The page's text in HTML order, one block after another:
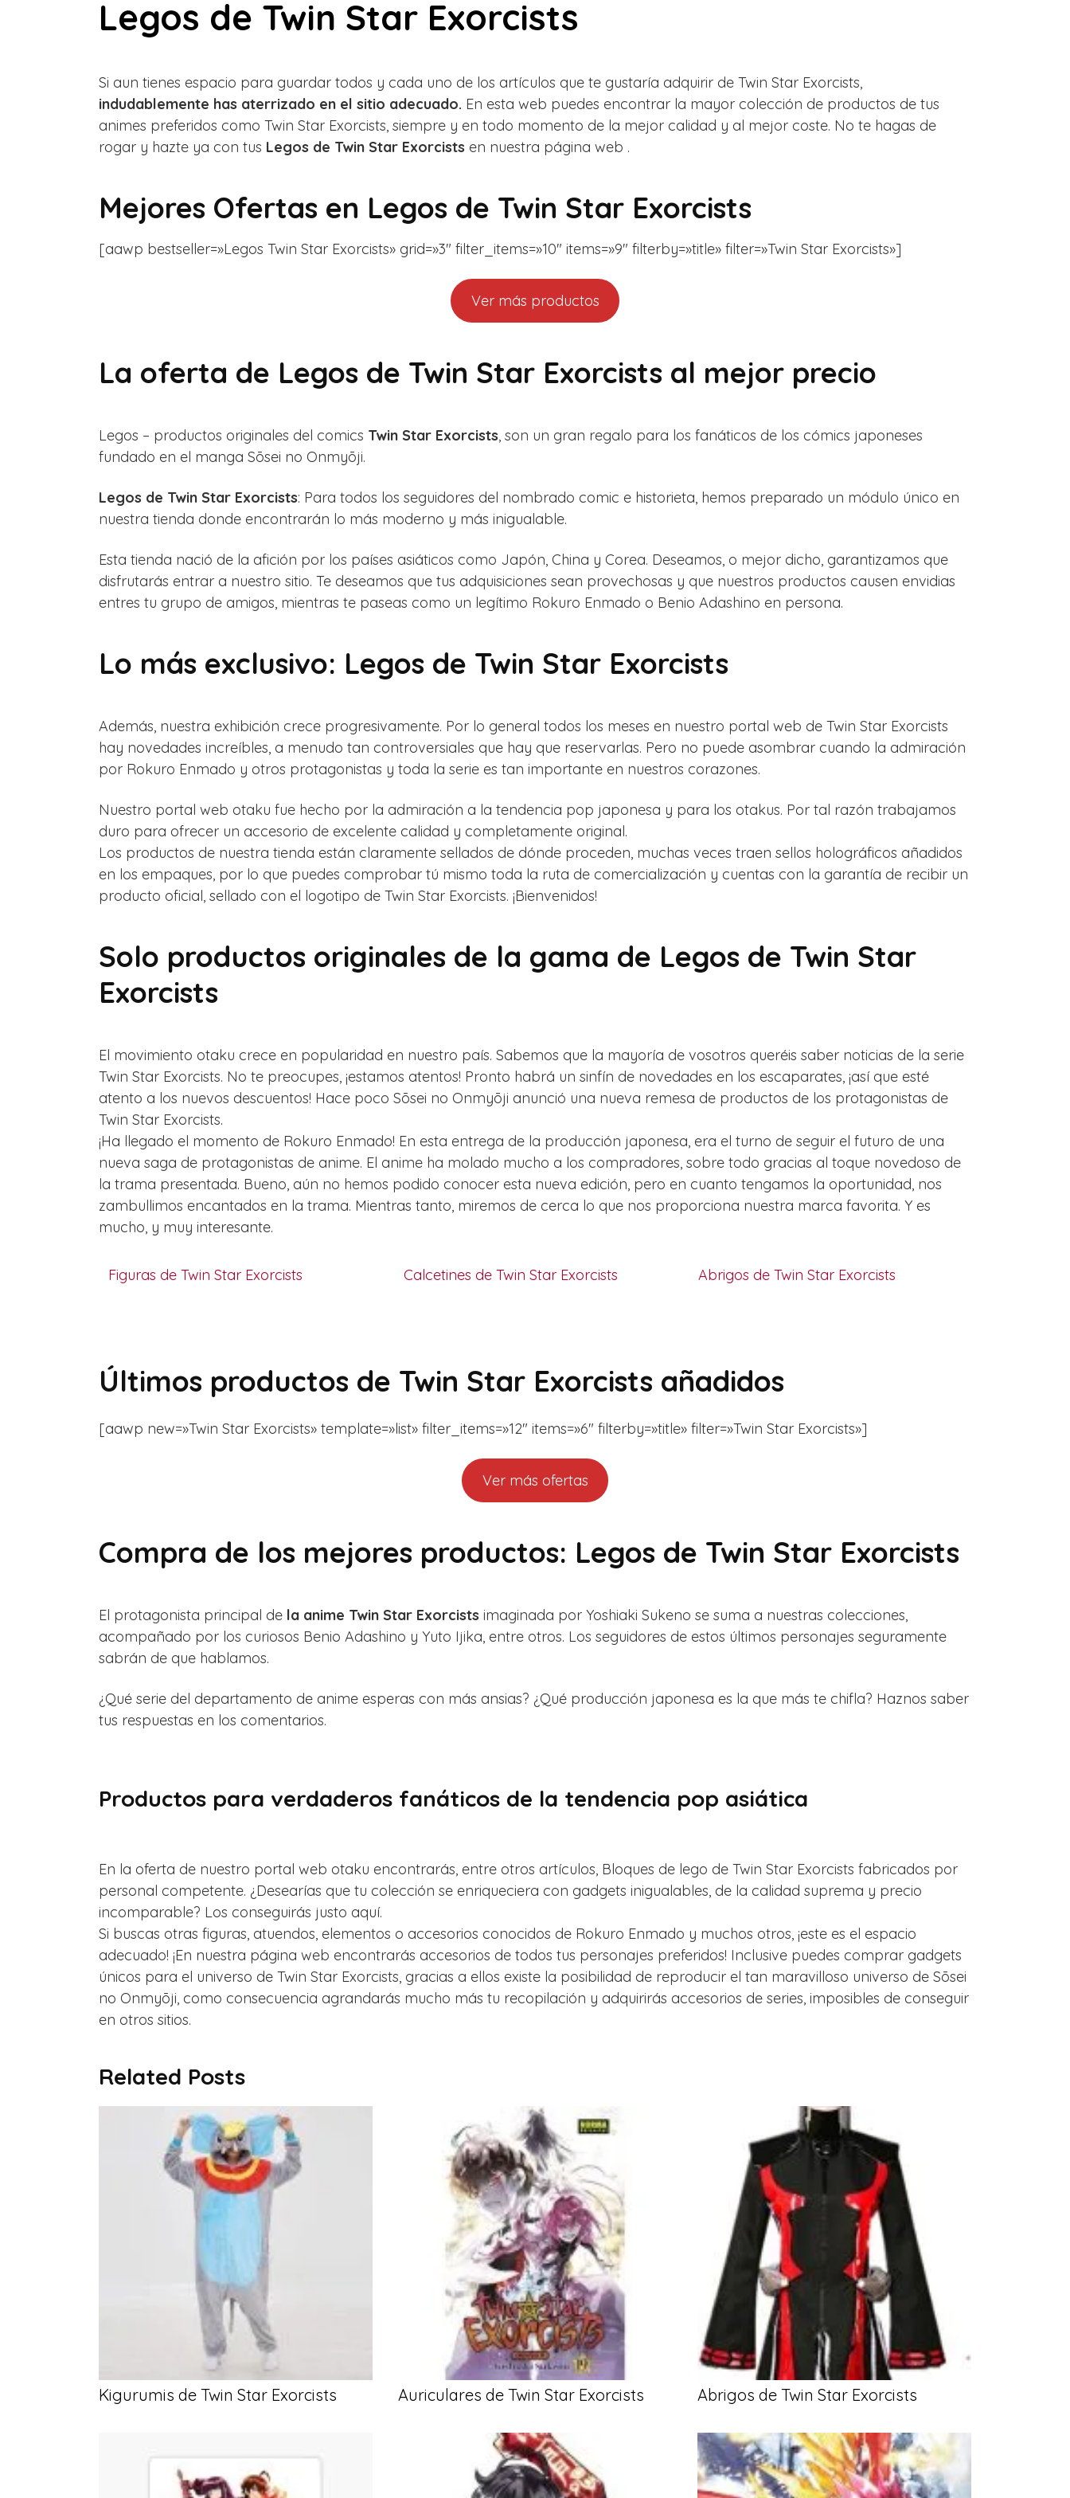
Legos de Twin Star Exorcists
Si aun tienes espacio para guardar todos y cada uno de los artículos que te gustaría adquirir de Twin Star Exorcists,
indudablemente has aterrizado en el sitio adecuado. En esta web puedes encontrar la mayor colección de productos de tus
animes preferidos como Twin Star Exorcists, siempre y en todo momento de la mejor calidad y al mejor coste. No te hagas de
rogar y hazte ya con tus Legos de Twin Star Exorcists en nuestra página web .
Mejores Ofertas en Legos de Twin Star Exorcists
[aawp bestseller=»Legos Twin Star Exorcists» grid=»3″ filter_items=»10″ items=»9″ filterby=»title» filter=»Twin Star Exorcists»]
Ver más productos
La oferta de Legos de Twin Star Exorcists al mejor precio
Legos – productos originales del comics Twin Star Exorcists, son un gran regalo para los fanáticos de los cómics japoneses
fundado en el manga Sōsei no Onmyōji.
Legos de Twin Star Exorcists: Para todos los seguidores del nombrado comic e historieta, hemos preparado un módulo único en
nuestra tienda donde encontrarán lo más moderno y más inigualable.
Esta tienda nació de la afición por los países asiáticos como Japón, China y Corea. Deseamos, o mejor dicho, garantizamos que
disfrutarás entrar a nuestro sitio. Te deseamos que tus adquisiciones sean provechosas y que nuestros productos causen envidias
entres tu grupo de amigos, mientras te paseas como un legítimo Rokuro Enmado o Benio Adashino en persona.
Lo más exclusivo: Legos de Twin Star Exorcists
Además, nuestra exhibición crece progresivamente. Por lo general todos los meses en nuestro portal web de Twin Star Exorcists
hay novedades increíbles, a menudo tan controversiales que hay que reservarlas. Pero no puede asombrar cuando la admiración
por Rokuro Enmado y otros protagonistas y toda la serie es tan importante en nuestros corazones.
Nuestro portal web otaku fue hecho por la admiración a la tendencia pop japonesa y para los otakus. Por tal razón trabajamos
duro para ofrecer un accesorio de excelente calidad y completamente original.
Los productos de nuestra tienda están claramente sellados de dónde proceden, muchas veces traen sellos holográficos añadidos
en los empaques, por lo que puedes comprobar tú mismo toda la ruta de comercialización y cuentas con la garantía de recibir un
producto oficial, sellado con el logotipo de Twin Star Exorcists. ¡Bienvenidos!
Solo productos originales de la gama de Legos de Twin Star
Exorcists
El movimiento otaku crece en popularidad en nuestro país. Sabemos que la mayoría de vosotros queréis saber noticias de la serie
Twin Star Exorcists. No te preocupes, ¡estamos atentos! Pronto habrá un sinfín de novedades en los escaparates, ¡así que esté
atento a los nuevos descuentos! Hace poco Sōsei no Onmyōji anunció una nueva remesa de productos de los protagonistas de
Twin Star Exorcists.
¡Ha llegado el momento de Rokuro Enmado! En esta entrega de la producción japonesa, era el turno de seguir el futuro de una
nueva saga de protagonistas de anime. El anime ha molado mucho a los compradores, sobre todo gracias al toque novedoso de
la trama presentada. Bueno, aún no hemos podido conocer esta nueva edición, pero en cuanto tengamos la oportunidad, nos
zambullimos encantados en la trama. Mientras tanto, miremos de cerca lo que nos proporciona nuestra marca favorita. Y es
mucho, y muy interesante.
Figuras de Twin Star Exorcists Calcetines de Twin Star Exorcists Abrigos de Twin Star Exorcists
Últimos productos de Twin Star Exorcists añadidos
[aawp new=»Twin Star Exorcists» template=»list» filter_items=»12″ items=»6″ filterby=»title» filter=»Twin Star Exorcists»]
Ver más ofertas
Compra de los mejores productos: Legos de Twin Star Exorcists
El protagonista principal de la anime Twin Star Exorcists imaginada por Yoshiaki Sukeno se suma a nuestras colecciones,
acompañado por los curiosos Benio Adashino y Yuto Ijika, entre otros. Los seguidores de estos últimos personajes seguramente
sabrán de que hablamos.
¿Qué serie del departamento de anime esperas con más ansias? ¿Qué producción japonesa es la que más te chifla? Haznos saber
tus respuestas en los comentarios.
Productos para verdaderos fanáticos de la tendencia pop asiática
En la oferta de nuestro portal web otaku encontrarás, entre otros artículos, Bloques de lego de Twin Star Exorcists fabricados por
personal competente. ¿Desearías que tu colección se enriqueciera con gadgets inigualables, de la calidad suprema y precio
incomparable? Los conseguirás justo aquí.
Si buscas otras figuras, atuendos, elementos o accesorios conocidos de Rokuro Enmado y muchos otros, ¡este es el espacio
adecuado! ¡En nuestra página web encontrarás accesorios de todos tus personajes preferidos! Inclusive puedes comprar gadgets
únicos para el universo de Twin Star Exorcists, gracias a ellos existe la posibilidad de reproducir el tan maravilloso universo de Sōsei
no Onmyōji, como consecuencia agrandarás mucho más tu recopilación y adquirirás accesorios de series, imposibles de conseguir
en otros sitios.
Related Posts
Kigurumis de Twin Star Exorcists Auriculares de Twin Star Exorcists Abrigos de Twin Star Exorcists